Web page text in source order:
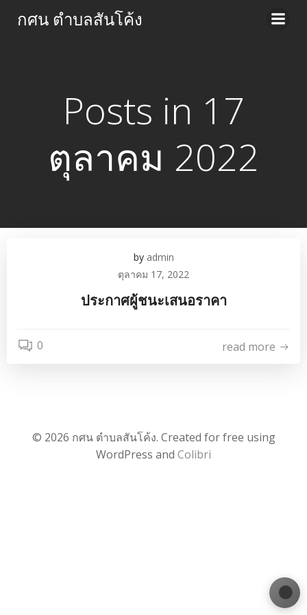
กศน ตำบลสันโค้ง
Posts in 17
ตุลาคม 2022
by admin
ตุลาคม 17, 2022
ประกาศผู้ชนะเสนอราคา
0 read more
© 2026 กศน ตำบลสันโค้ง. Created for free using
WordPress and Colibri